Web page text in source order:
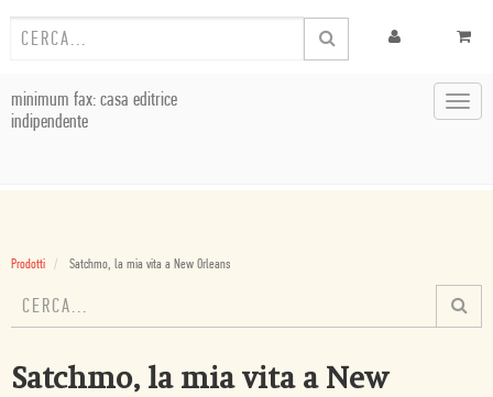
minimum fax: casa editrice
indipendente
Prodotti Satchmo, la mia vita a New Orleans
Satchmo, la mia vita a New